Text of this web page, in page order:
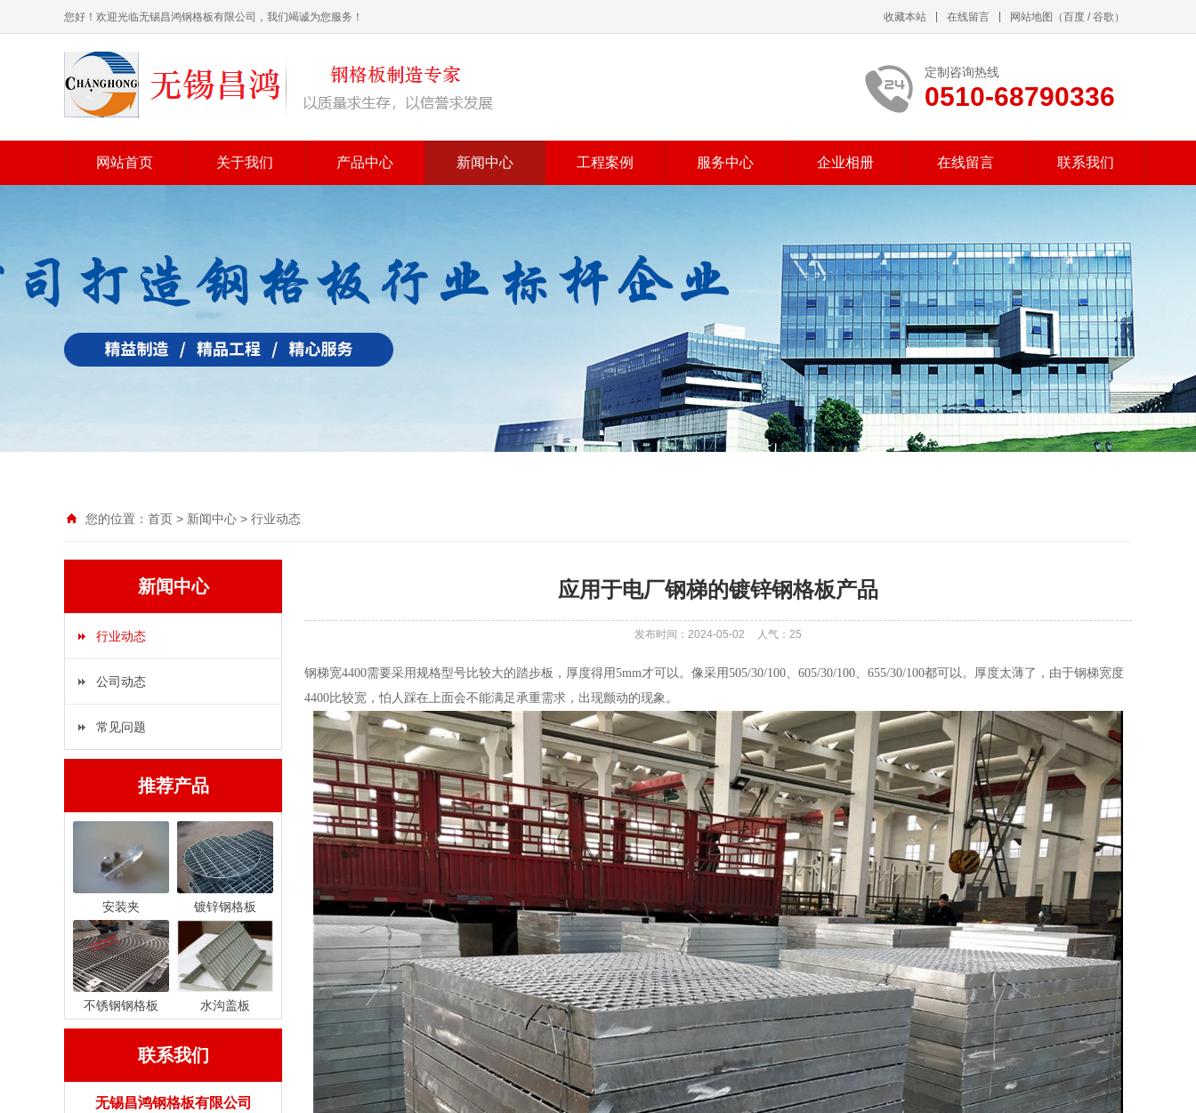
您好！欢迎光临无锡昌鸿钢格板有限公司，我们竭诚为您服务！ 收藏本站 在线留言 网站地图 （百度 /谷歌 ）
定制咨询热线
0510-68790336
网站首页 关于我们 产品中心 新闻中心 工程案例 服务中心 企业相册 在线留言 联系我们
您的位置： 首页 > 新闻中心 > 行业动态
新闻中心
行业动态
公司动态
常见问题
推荐产品
安装夹 镀锌钢格板
不锈钢钢格板 水沟盖板
联系我们
无锡昌鸿钢格板有限公司
应用于电厂钢梯的镀锌钢格板产品
发布时间：2024-05-02 人气： 25
钢梯宽4400需要采用规格型号比较大的踏步板，厚度得用5mm才可以。像采用505/30/100、605/30/100、655/30/100都可以。厚度太薄了，由于钢梯宽度
4400比较宽，怕人踩在上面会不能满足承重需求，出现颤动的现象。